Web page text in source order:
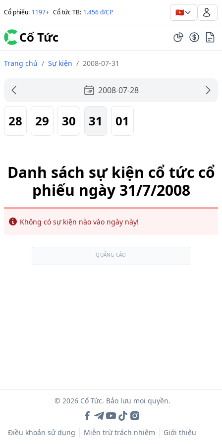
Cổ phiếu: 1197+ Cổ tức TB: 1.456 đ/CP 🇻🇳
Cổ Tức
Trang chủ / Sự kiện / 2008-07-31
2008-07-28
28 29 30 31 01
Danh sách sự kiện cổ tức cổ
phiếu ngày 31/7/2008
Info
Không có sự kiện nào vào ngày này!
QUẢNG CÁO
© 2026 Cổ Tức. Bảo lưu mọi quyền.
Điều khoản sử dụng Miễn trừ trách nhiệm Giới thiệu